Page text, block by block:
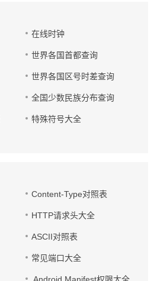
在线时钟
世界各国首都查询
世界各国区号时差查询
全国少数民族分布查询
特殊符号大全
Content-Type对照表
HTTP请求头大全
ASCII对照表
常见端口大全
Android Manifest权限大全